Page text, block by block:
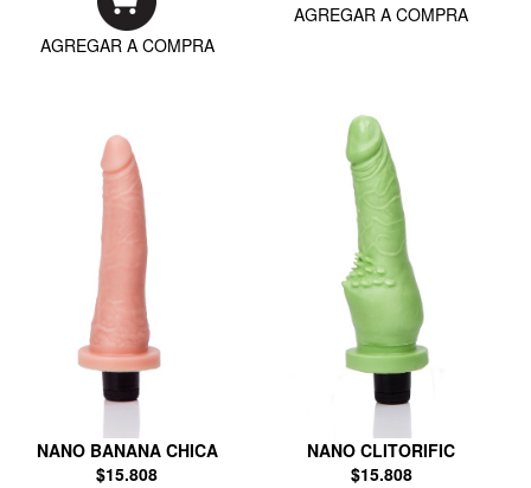
AGREGAR A COMPRA
AGREGAR A COMPRA
NANO BANANA CHICA
$15.808
NANO CLITORIFIC
$15.808